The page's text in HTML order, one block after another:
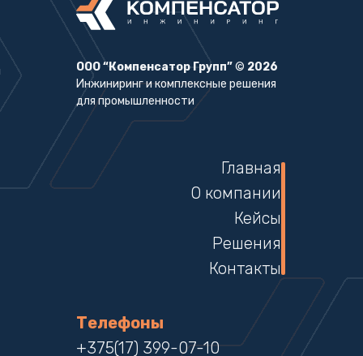
ООО “Компенсатор Групп”© 2026
Инжиниринг и комплексные решения
для промышленности
Телефоны
+375(17) 399-07-10
Главная
О компании
Кейсы
Решения
Контакты